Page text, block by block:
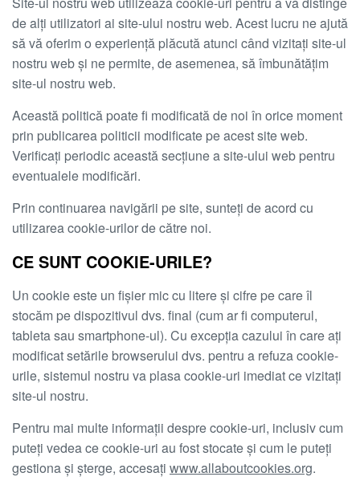
de alți utilizatori ai site-ului nostru web. Acest lucru ne ajută
să vă oferim o experiență plăcută atunci când vizitați site-ul
nostru web și ne permite, de asemenea, să îmbunătățim
site-ul nostru web.
Această politică poate fi modificată de noi în orice moment
prin publicarea politicii modificate pe acest site web.
Verificați periodic această secțiune a site-ului web pentru
eventualele modificări.
Prin continuarea navigării pe site, sunteți de acord cu
utilizarea cookie-urilor de către noi.
CE SUNT COOKIE-URILE?
Un cookie este un fișier mic cu litere și cifre pe care îl
stocăm pe dispozitivul dvs. final (cum ar fi computerul,
tableta sau smartphone-ul). Cu excepția cazului în care ați
modificat setările browserului dvs. pentru a refuza cookie-
urile, sistemul nostru va plasa cookie-uri imediat ce vizitați
site-ul nostru.
Pentru mai multe informații despre cookie-uri, inclusiv cum
puteți vedea ce cookie-uri au fost stocate și cum le puteți
gestiona și șterge, accesați www.allaboutcookies.org.